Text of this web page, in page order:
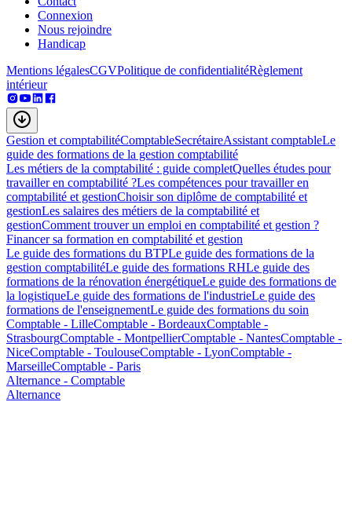
Connexion
Nous rejoindre
Handicap
Mentions légalesCGVPolitique de confidentialitéRèglement
intérieur
Gestion et comptabilitéComptableSecrétaireAssistant comptableLe
guide des formations de la gestion comptabilité
Les métiers de la comptabilité : guide completQuelles études pour
travailler en comptabilité ?Les compétences pour travailler en
comptabilité et gestionChoisir son diplôme de comptabilité et
gestionLes salaires des métiers de la comptabilité et
gestionComment trouver un emploi en comptabilité et gestion ?
Financer sa formation en comptabilité et gestion
Le guide des formations du BTPLe guide des formations de la
gestion comptabilitéLe guide des formations RHLe guide des
formations de la rénovation énergétiqueLe guide des formations de
la logistiqueLe guide des formations de l'industrieLe guide des
formations de l'enseignementLe guide des formations du soin
Comptable - LilleComptable - BordeauxComptable -
StrasbourgComptable - MontpellierComptable - NantesComptable -
NiceComptable - ToulouseComptable - LyonComptable -
MarseilleComptable - Paris
Alternance - Comptable
Alternance